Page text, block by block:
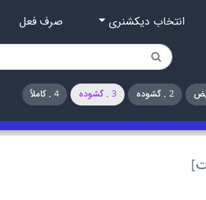
انتخاب دیکشنری صرف فعل
2 . گشوده 3 . گشوده 4 . کاملاً